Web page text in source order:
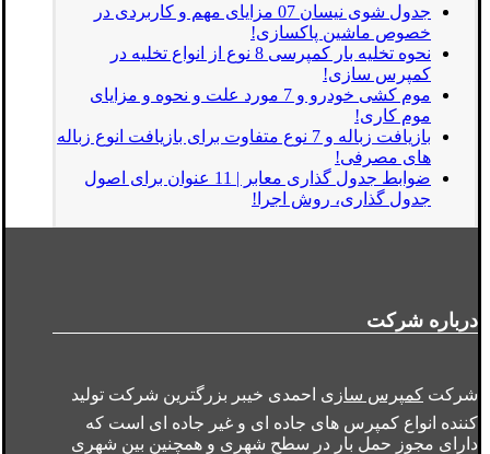
جدول شوی نیسان 07 مزایای مهم و کاربردی در
خصوص ماشین پاکسازی!
نحوه تخلیه بار کمپرسی 8 نوع از انواع تخلیه در
کمپرس سازی!
موم کشی خودرو و 7 مورد علت و نحوه و مزایای
موم کاری!
بازیافت زباله و 7 نوع متفاوت برای بازیافت انوع زباله
های مصرفی!
ضوابط جدول گذاری معابر | 11 عنوان برای اصول
جدول گذاری، روش اجرا!
درباره شرکت
شرکت کمپرس سازی احمدی خیبر بزرگترین شرکت تولید
کننده انواع کمپرس های جاده ای و غیر جاده ای است که
دارای مجوز حمل بار در سطح شهری و همچنین بین شهری